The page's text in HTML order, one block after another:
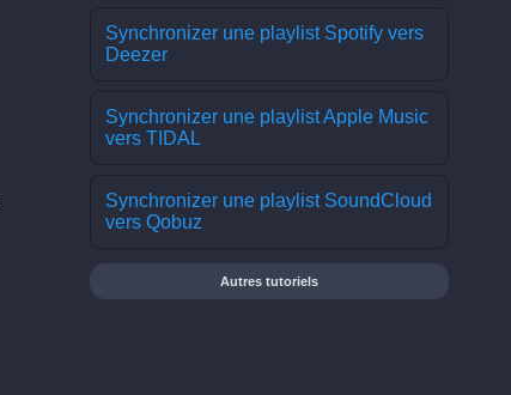
Synchronizer une playlist Spotify vers
Deezer
Synchronizer une playlist Apple Music
vers TIDAL
Synchronizer une playlist SoundCloud
vers Qobuz
Autres tutoriels